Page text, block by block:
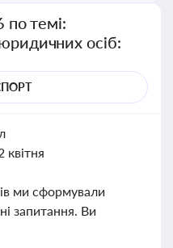
по темі:
осіб:
квітня
ми сформували
запитання. Ви